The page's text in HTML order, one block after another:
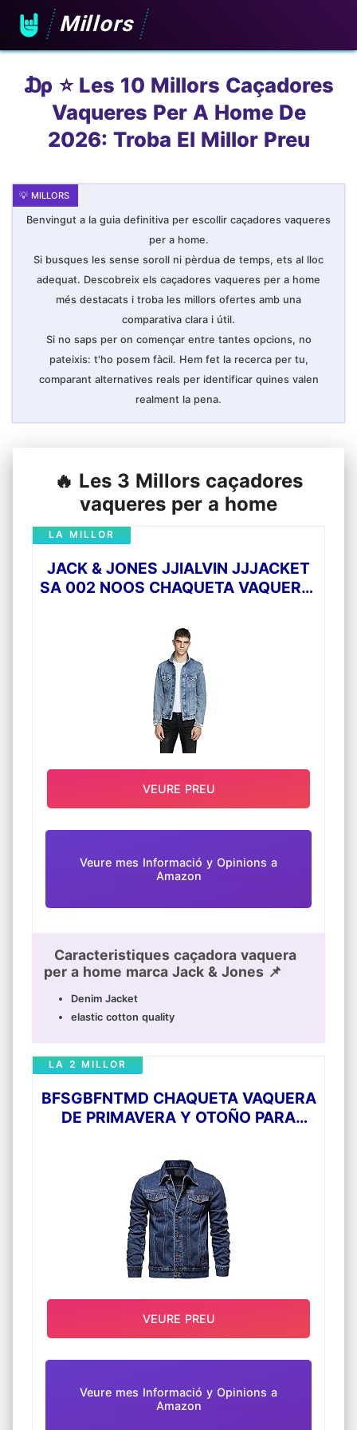
Millors
₯ ⭐️ Les 10 Millors Caçadores
Vaqueres Per A Home De
2026: Troba El Millor Preu
Benvingut a la guia definitiva per escollir caçadores vaqueres
per a home.
Si busques les sense soroll ni pèrdua de temps, ets al lloc
adequat. Descobreix els caçadores vaqueres per a home
més destacats i troba les millors ofertes amb una
comparativa clara i útil.
Si no saps per on començar entre tantes opcions, no
pateixis: t'ho posem fàcil. Hem fet la recerca per tu,
comparant alternatives reals per identificar quines valen
realment la pena.
🔥 Les 3 Millors caçadores
vaqueres per a home
JACK & JONES JJIALVIN JJJACKET
SA 002 NOOS CHAQUETA VAQUERA,
LA MILLOR
Veure mes Informació y Opinions a
Amazon
Caracteristiques caçadora vaquera
per a home marca Jack & Jones 📌
Denim Jacket
elastic cotton quality
VEURE PREU
BFSGBFNTMD CHAQUETA VAQUERA
DE PRIMAVERA Y OTOÑO PARA
INFORMAL DE ALGODÓN,
CHAQUETA VAQUERA PARA
HOMBRE, NAVY BLUE, 3XL
LA 2 MILLOR
Veure mes Informació y Opinions a
Amazon
VEURE PREU